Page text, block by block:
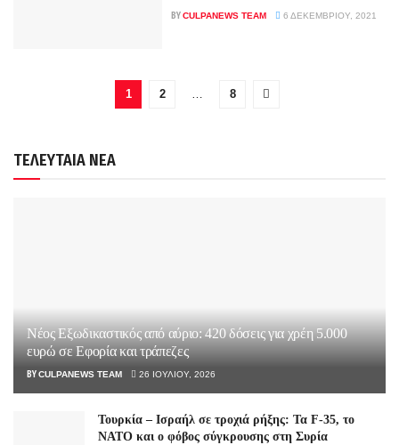
BYCULPANEWS TEAM 6 ΔΕΚΕΜΒΡΊΟΥ, 2021
1 2 … 8
ΤΕΛΕΥΤΑΙΑ ΝΕΑ
Νέος Εξωδικαστικός από αύριο: 420 δόσεις για χρέη 5.000
ευρώ σε Εφορία και τράπεζες
BYCULPANEWS TEAM 26 ΙΟΥΛΊΟΥ, 2026
Τουρκία – Ισραήλ σε τροχιά ρήξης: Τα F-35, το
ΝΑΤΟ και ο φόβος σύγκρουσης στη Συρία